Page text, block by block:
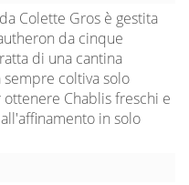
Colette Gros è gestita
da cinque
di una cantina
coltiva solo
Chablis freschi e
in solo